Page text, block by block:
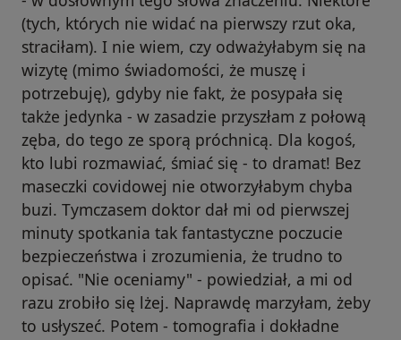
(tych, których nie widać na pierwszy rzut oka,
straciłam). I nie wiem, czy odważyłabym się na
wizytę (mimo świadomości, że muszę i
potrzebuję), gdyby nie fakt, że posypała się
także jedynka - w zasadzie przyszłam z połową
zęba, do tego ze sporą próchnicą. Dla kogoś,
kto lubi rozmawiać, śmiać się - to dramat! Bez
maseczki covidowej nie otworzyłabym chyba
buzi. Tymczasem doktor dał mi od pierwszej
minuty spotkania tak fantastyczne poczucie
bezpieczeństwa i zrozumienia, że trudno to
opisać. "Nie oceniamy" - powiedział, a mi od
razu zrobiło się lżej. Naprawdę marzyłam, żeby
to usłyszeć. Potem - tomografia i dokładne